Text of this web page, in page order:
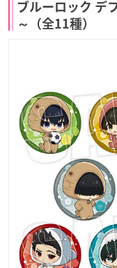
ブルーロック デ
～（全11種）